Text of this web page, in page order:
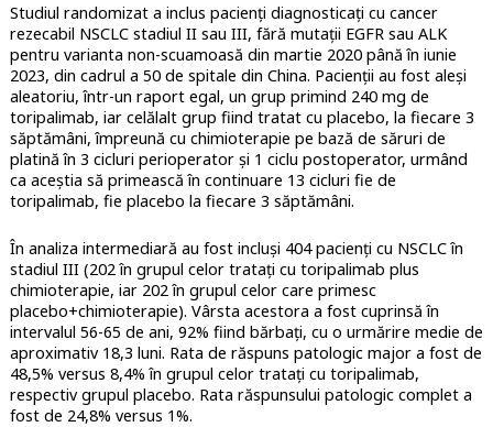
Studiul randomizat a inclus pacienți diagnosticați cu cancer
rezecabil NSCLC stadiul II sau III, fără mutații EGFR sau ALK
pentru varianta non-scuamoasă din martie 2020 până în iunie
2023, din cadrul a 50 de spitale din China. Pacienții au fost aleși
aleatoriu, într-un raport egal, un grup primind 240 mg de
toripalimab, iar celălalt grup fiind tratat cu placebo, la fiecare 3
săptămâni, împreună cu chimioterapie pe bază de săruri de
platină în 3 cicluri perioperator și 1 ciclu postoperator, urmând
ca aceștia să primească în continuare 13 cicluri fie de
toripalimab, fie placebo la fiecare 3 săptămâni.
În analiza intermediară au fost incluși 404 pacienți cu NSCLC în
stadiul III (202 în grupul celor tratați cu toripalimab plus
chimioterapie, iar 202 în grupul celor care primesc
placebo+chimioterapie). Vârsta acestora a fost cuprinsă în
intervalul 56-65 de ani, 92% fiind bărbați, cu o urmărire medie de
aproximativ 18,3 luni. Rata de răspuns patologic major a fost de
48,5% versus 8,4% în grupul celor tratați cu toripalimab,
respectiv grupul placebo. Rata răspunsului patologic complet a
fost de 24,8% versus 1%.